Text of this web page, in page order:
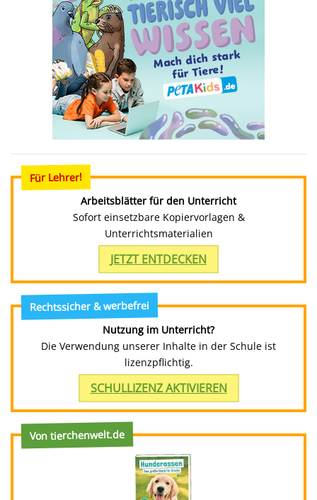
Für Lehrer!
Arbeitsblätter für den Unterricht
Sofort einsetzbare Kopiervorlagen &
Unterrichtsmaterialien
JETZT ENTDECKEN
Rechtssicher & werbefrei
Nutzung im Unterricht?
Die Verwendung unserer Inhalte in der Schule ist
lizenzpflichtig.
SCHULLIZENZ AKTIVIEREN
Von tierchenwelt.de